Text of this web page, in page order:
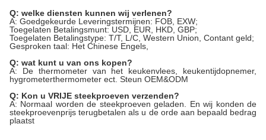
Q: welke diensten kunnen wij verlenen?
A: Goedgekeurde Leveringstermijnen: FOB, EXW;
Toegelaten Betalingsmunt: USD, EUR, HKD, GBP;
Toegelaten Betalingstype: T/T, L/C, Western Union, Contant geld;
Gesproken taal: Het Chinese Engels,
Q: wat kunt u van ons kopen?
A: De thermometer van het keukenvlees, keukentijdopnemer,
hygrometerthermometer ect. Steun OEM&ODM
Q: Kon u VRIJE steekproeven verzenden?
A: Normaal worden de steekproeven geladen. En wij konden de
steekproevenprijs terugbetalen als u de orde aan bepaald bedrag
plaatst